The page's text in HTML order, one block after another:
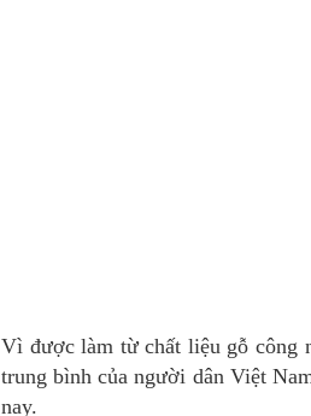
Vì được làm từ chất liệu gỗ công
trung bình của người dân Việt
nay.